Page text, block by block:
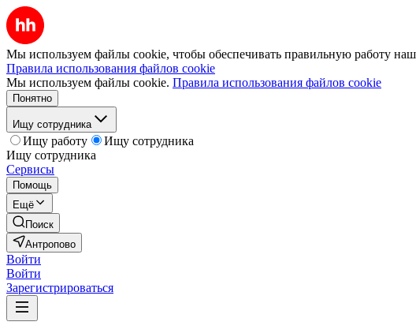
Мы используем файлы cookie, чтобы обеспечивать правильную работу
Правила использования файлов cookie
Мы используем файлы cookie. Правила использования файлов cookie
Понятно
Ищу сотрудника
Ищу работу
Ищу сотрудника
Ищу сотрудника
Сервисы
Помощь
Ещё
Поиск
Антропово
Войти
Войти
Зарегистрироваться